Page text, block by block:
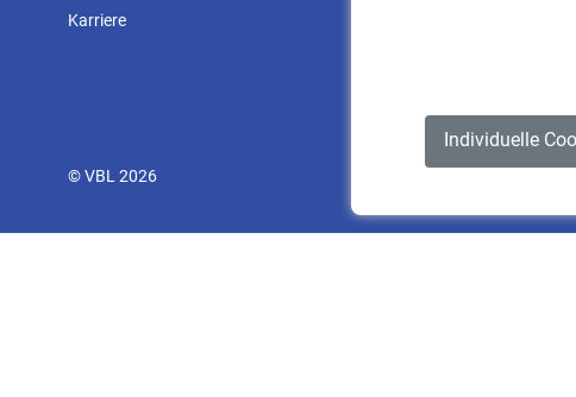
Individuelle
Karriere
© VBL 2026